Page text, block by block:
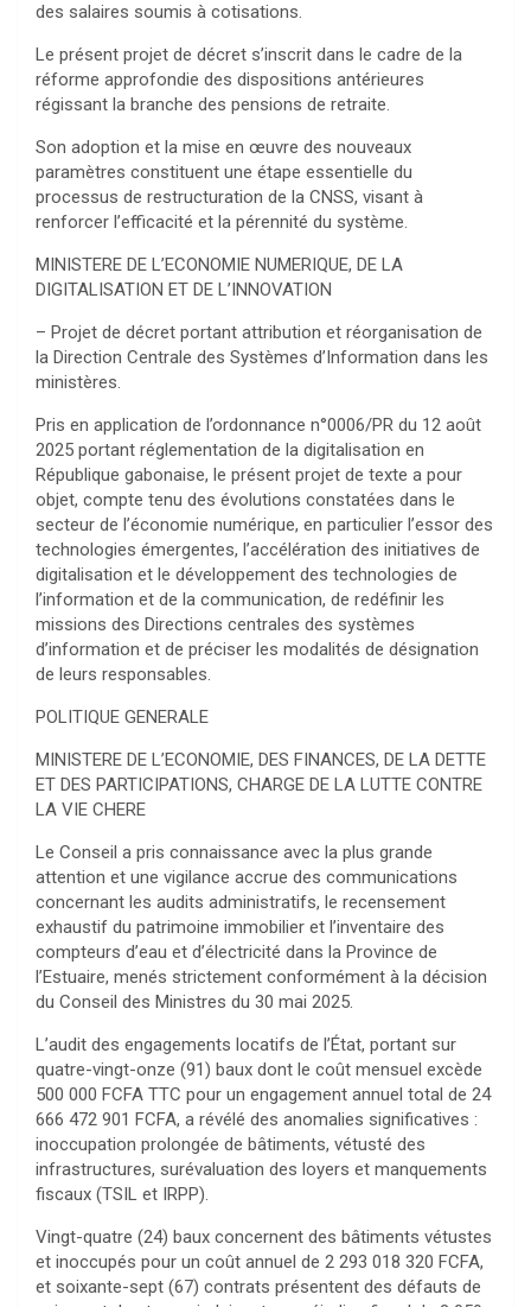
des salaires soumis à cotisations.
Le présent projet de décret s’inscrit dans le cadre de la
réforme approfondie des dispositions antérieures
régissant la branche des pensions de retraite.
Son adoption et la mise en œuvre des nouveaux
paramètres constituent une étape essentielle du
processus de restructuration de la CNSS, visant à
renforcer l’efficacité et la pérennité du système.
MINISTERE DE L’ECONOMIE NUMERIQUE, DE LA
DIGITALISATION ET DE L’INNOVATION
– Projet de décret portant attribution et réorganisation de
la Direction Centrale des Systèmes d’Information dans les
ministères.
Pris en application de l’ordonnance n°0006/PR du 12 août
2025 portant réglementation de la digitalisation en
République gabonaise, le présent projet de texte a pour
objet, compte tenu des évolutions constatées dans le
secteur de l’économie numérique, en particulier l’essor des
technologies émergentes, l’accélération des initiatives de
digitalisation et le développement des technologies de
l’information et de la communication, de redéfinir les
missions des Directions centrales des systèmes
d’information et de préciser les modalités de désignation
de leurs responsables.
POLITIQUE GENERALE
MINISTERE DE L’ECONOMIE, DES FINANCES, DE LA DETTE
ET DES PARTICIPATIONS, CHARGE DE LA LUTTE CONTRE
LA VIE CHERE
Le Conseil a pris connaissance avec la plus grande
attention et une vigilance accrue des communications
concernant les audits administratifs, le recensement
exhaustif du patrimoine immobilier et l’inventaire des
compteurs d’eau et d’électricité dans la Province de
l’Estuaire, menés strictement conformément à la décision
du Conseil des Ministres du 30 mai 2025.
L’audit des engagements locatifs de l’État, portant sur
quatre-vingt-onze (91) baux dont le coût mensuel excède
500 000 FCFA TTC pour un engagement annuel total de 24
666 472 901 FCFA, a révélé des anomalies significatives :
inoccupation prolongée de bâtiments, vétusté des
infrastructures, surévaluation des loyers et manquements
fiscaux (TSIL et IRPP).
Vingt-quatre (24) baux concernent des bâtiments vétustes
et inoccupés pour un coût annuel de 2 293 018 320 FCFA,
et soixante-sept (67) contrats présentent des défauts de